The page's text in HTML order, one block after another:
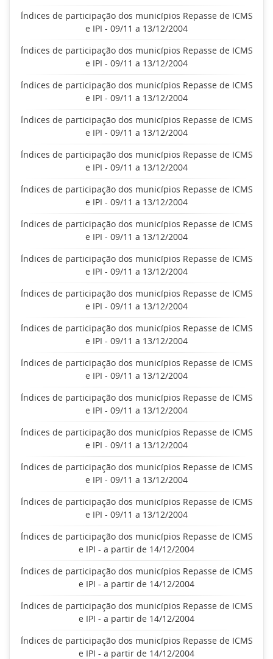
Índices de participação dos municípios Repasse de ICMS
e IPI - 09/11 a 13/12/2004
Índices de participação dos municípios Repasse de ICMS
e IPI - 09/11 a 13/12/2004
Índices de participação dos municípios Repasse de ICMS
e IPI - 09/11 a 13/12/2004
Índices de participação dos municípios Repasse de ICMS
e IPI - 09/11 a 13/12/2004
Índices de participação dos municípios Repasse de ICMS
e IPI - 09/11 a 13/12/2004
Índices de participação dos municípios Repasse de ICMS
e IPI - 09/11 a 13/12/2004
Índices de participação dos municípios Repasse de ICMS
e IPI - 09/11 a 13/12/2004
Índices de participação dos municípios Repasse de ICMS
e IPI - 09/11 a 13/12/2004
Índices de participação dos municípios Repasse de ICMS
e IPI - 09/11 a 13/12/2004
Índices de participação dos municípios Repasse de ICMS
e IPI - 09/11 a 13/12/2004
Índices de participação dos municípios Repasse de ICMS
e IPI - 09/11 a 13/12/2004
Índices de participação dos municípios Repasse de ICMS
e IPI - 09/11 a 13/12/2004
Índices de participação dos municípios Repasse de ICMS
e IPI - 09/11 a 13/12/2004
Índices de participação dos municípios Repasse de ICMS
e IPI - 09/11 a 13/12/2004
Índices de participação dos municípios Repasse de ICMS
e IPI - 09/11 a 13/12/2004
Índices de participação dos municípios Repasse de ICMS
e IPI - a partir de 14/12/2004
Índices de participação dos municípios Repasse de ICMS
e IPI - a partir de 14/12/2004
Índices de participação dos municípios Repasse de ICMS
e IPI - a partir de 14/12/2004
Índices de participação dos municípios Repasse de ICMS
e IPI - a partir de 14/12/2004